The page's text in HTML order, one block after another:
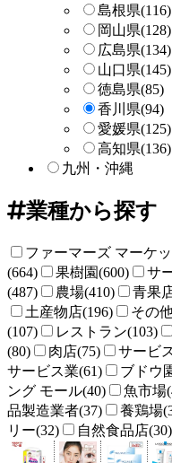
島根県(116)
岡山県(128)
広島県(134)
山口県(145)
徳島県(85)
香川県(94)
愛媛県(125)
高知県(136)
九州・沖縄
業種から探す
ファーマーズ マーケ
(664)
果樹園(600)
サ
(487)
農場(410) 青果
土産物店(196)
その
(107)
レストラン(103)
(80)
肉店(75) サービ
サービス業(61)
ブドウ
ング モール(40)
魚市場
品製造業者(37)
養鶏場
リー(32)
自然食品店(30)